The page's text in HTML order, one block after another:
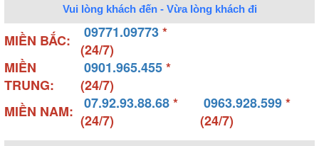
Vui lòng khách đến - Vừa lòng khách đi
MIỀN BẮC: 09771.09773*
(24/7)
MIỀN
TRUNG:
0901.965.455*
(24/7)
MIỀN NAM:
07.92.93.88.68*
(24/7)
0963.928.599*
(24/7)